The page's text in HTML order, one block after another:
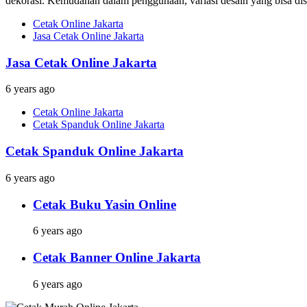
Cetak Online Jakarta
Jasa Cetak Online Jakarta
Jasa Cetak Online Jakarta
6 years ago
Cetak Online Jakarta
Cetak Spanduk Online Jakarta
Cetak Spanduk Online Jakarta
6 years ago
Cetak Buku Yasin Online
6 years ago
Cetak Banner Online Jakarta
6 years ago